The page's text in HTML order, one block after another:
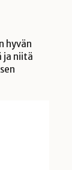
hyvän
ja niitä